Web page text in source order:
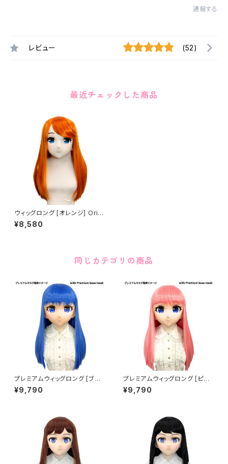
通報する
レビュー (52)
最近チェックした商品
ウィッグロング [オレンジ] Origi
nal Wig Long Orange
¥8,580
同じカテゴリの商品
プレミアムウィッグロング [ブル
ー] Premium Wig Long Blu
e
¥9,790
プレミアムウィッグロング [ピン
ク] Premium Wig Long Pink
¥9,790